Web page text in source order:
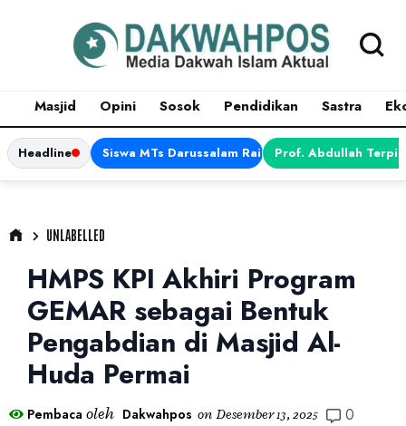
Masjid Opini Sosok Pendidikan Sastra
Headline Siswa MTs Darussalam Raih Juara 1 dalam
Prof. Abdullah
UNLABELLED
HMPS KPI Akhiri Program
GEMAR sebagai Bentuk
Pengabdian di Masjid Al-
Huda Permai
Pembaca oleh Dakwahpos on Desember 13, 2025 0